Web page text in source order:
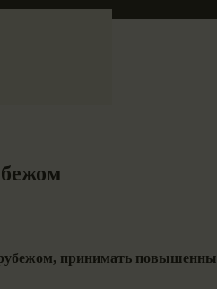
принимать